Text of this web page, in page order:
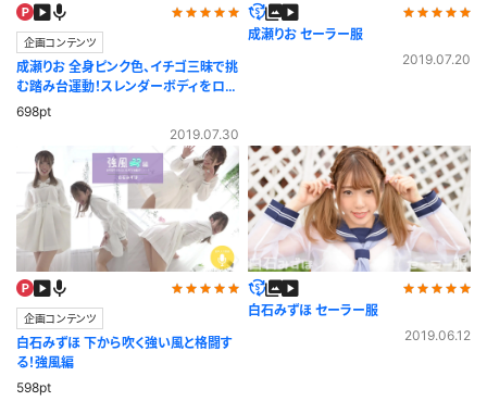
企画コンテンツ
成瀬りお 全身ピンク色、イチゴ三昧で挑
む踏み台運動！スレンダーボディをロー
アングルで！
698pt
2019.07.30
成瀬りお セーラー服
2019.07.20
企画コンテンツ
白石みずほ 下から吹く強い風と格闘す
る！強風編
598pt
白石みずほ セーラー服
2019.06.12